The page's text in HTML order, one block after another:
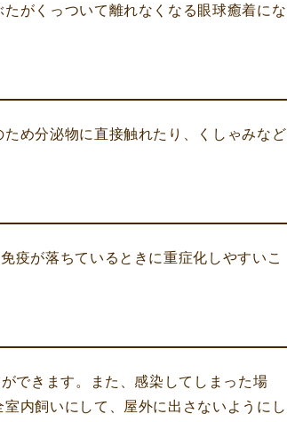
がくっついて離れなくなる眼球癒着にな
め分泌物に直接触れたり、くしゃみなど
疫が落ちているときに重症化しやすいこ
できます。また、感染してしまった場
内飼いにして、屋外に出さないようにし